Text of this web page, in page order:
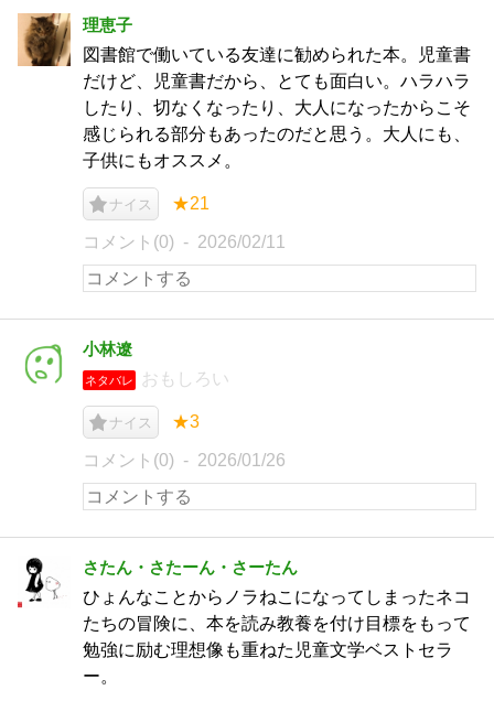
理恵子
図書館で働いている友達に勧められた本。児童書
だけど、児童書だから、とても面白い。ハラハラ
したり、切なくなったり、大人になったからこそ
感じられる部分もあったのだと思う。大人にも、
子供にもオススメ。
ナイス ★21
コメント(0) 2026/02/11
小林遼
ネタバレ おもしろい
ナイス ★3
コメント(0) 2026/01/26
さたん・さたーん・さーたん
ひょんなことからノラねこになってしまったネコ
たちの冒険に、本を読み教養を付け目標をもって
勉強に励む理想像も重ねた児童文学ベストセラ
ー。